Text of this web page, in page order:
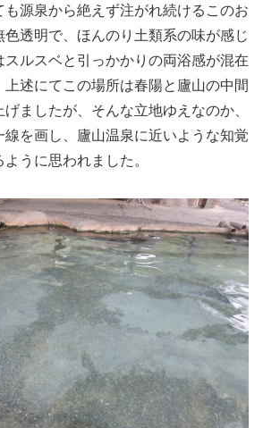
も源泉から絶えず注がれ続けるこのお
透明で、ほんのり土類系の味が感じ
スルスベと引っかかりの両浴感が混在
上述にてこの場所は春陽と廬山の中間
ましたが、そんな立地ゆえなのか、
を画し、廬山温泉に近いような知覚
うに思われました。